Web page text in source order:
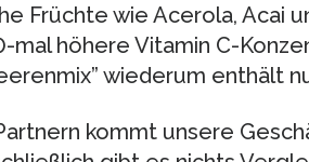
Früchte wie Acerola, Acai
höhere Vitamin C-
wiederum enthält
kommt unsere